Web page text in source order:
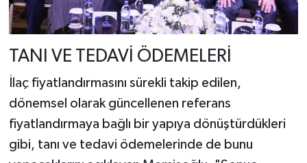
TANI VE TEDAVİ ÖDEMELERİ
İlaç fiyatlandırmasını sürekli takip edilen,
dönemsel olarak güncellenen referans
fiyatlandırmaya bağlı bir yapıya dönüştürdükleri
gibi, tanı ve tedavi ödemelerinde de bunu